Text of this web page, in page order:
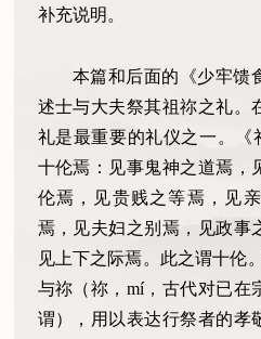
补充说明。
本篇和后面的《少牢馈
述士与大夫祭其祖祢之礼。
礼是最重要的礼仪之一。《
十伦焉：见事鬼神之道焉，
伦焉，见贵贱之等焉，见
焉，见夫妇之别焉，见政事
见上下之际焉。此之谓十伦
与祢（祢，mí，古代对已在
谓），用以表达行祭者的孝